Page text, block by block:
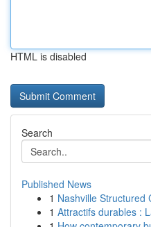
HTML is disabled
Search
Published News
1 Nashville Structured
1 Attractifs durables :